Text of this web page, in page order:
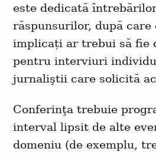
este dedicată
răspunsurilor, după
implicați ar trebui să fie
pentru interviuri
jurnaliştii care solicită
Conferinţa trebuie
interval lipsit de alte
domeniu (de exemplu,